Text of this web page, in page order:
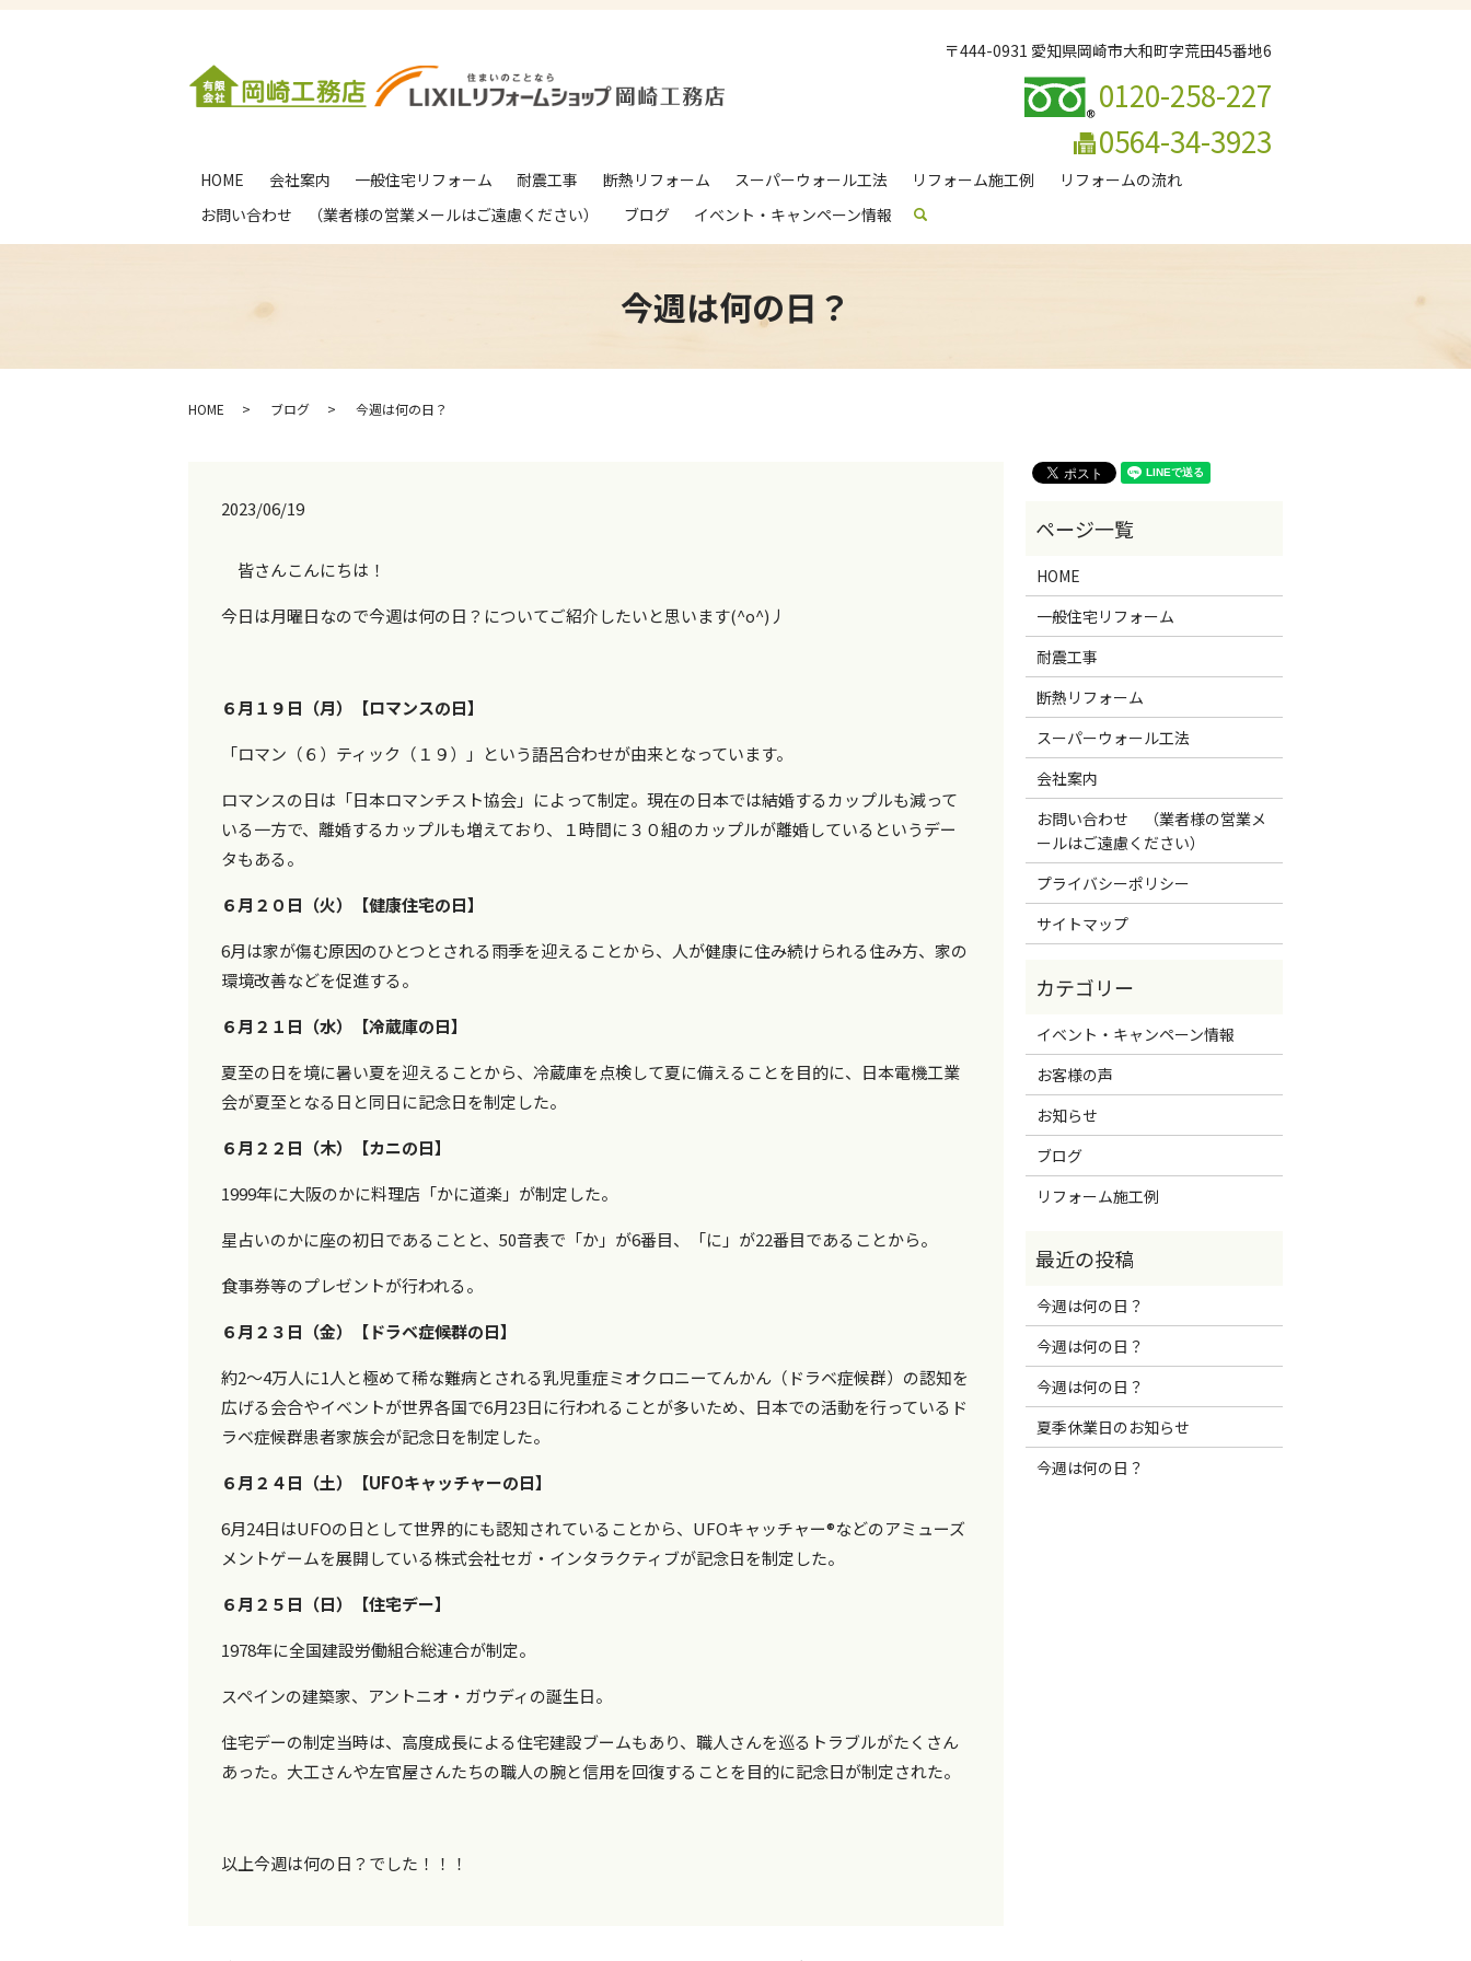
〒444-0931 愛知県岡崎市大和町字荒田45番地6
0120-258-227
0564-34-3923
HOME 会社案内 一般住宅リフォーム 耐震工事 断熱リフォーム スーパーウォール工法 リフォーム施工例
リフォームの流れ
お問い合わせ （業者様の営業メールはご遠慮ください）
ブログ イベント・キャンペーン情報 search
今週は何の日？
HOME ブログ 今週は何の日？
2023/06/19
皆さんこんにちは！
今日は月曜日なので今週は何の日？についてご紹介したいと思います(^o^)丿
６月１９日（月）【ロマンスの日】
「ロマン（６）ティック（１９）」という語呂合わせが由来となっています。
ロマンスの日は「日本ロマンチスト協会」によって制定。現在の日本では結婚するカップルも減って
いる一方で、離婚するカップルも増えており、１時間に３０組のカップルが離婚しているというデー
タもある。
６月２０日（火）【健康住宅の日】
6月は家が傷む原因のひとつとされる雨季を迎えることから、人が健康に住み続けられる住み方、家の
環境改善などを促進する。
６月２１日（水）【冷蔵庫の日】
夏至の日を境に暑い夏を迎えることから、冷蔵庫を点検して夏に備えることを目的に、日本電機工業
会が夏至となる日と同日に記念日を制定した。
６月２２日（木）【カニの日】
1999年に大阪のかに料理店「かに道楽」が制定した。
星占いのかに座の初日であることと、50音表で「か」が6番目、「に」が22番目であることから。
食事券等のプレゼントが行われる。
６月２３日（金）【ドラベ症候群の日】
約2～4万人に1人と極めて稀な難病とされる乳児重症ミオクロニーてんかん（ドラベ症候群）の認知を
広げる会合やイベントが世界各国で6月23日に行われることが多いため、日本での活動を行っているド
ラベ症候群患者家族会が記念日を制定した。
６月２４日（土）【UFOキャッチャーの日】
6月24日はUFOの日として世界的にも認知されていることから、UFOキャッチャー®などのアミューズ
メントゲームを展開している株式会社セガ・インタラクティブが記念日を制定した。
６月２５日（日）【住宅デー】
1978年に全国建設労働組合総連合が制定。
スペインの建築家、アントニオ・ガウディの誕生日。
住宅デーの制定当時は、高度成長による住宅建設ブームもあり、職人さんを巡るトラブルがたくさん
あった。大工さんや左官屋さんたちの職人の腕と信用を回復することを目的に記念日が制定された。
以上今週は何の日？でした！！！
HOME
一般住宅リフォーム
耐震工事
断熱リフォーム
スーパーウォール工法
会社案内
お問い合わせ （業者様の営業メ
ールはご遠慮ください）
プライバシーポリシー
サイトマップ
イベント・キャンペーン情報
お客様の声
お知らせ
ブログ
リフォーム施工例
今週は何の日？
今週は何の日？
今週は何の日？
夏季休業日のお知らせ
今週は何の日？